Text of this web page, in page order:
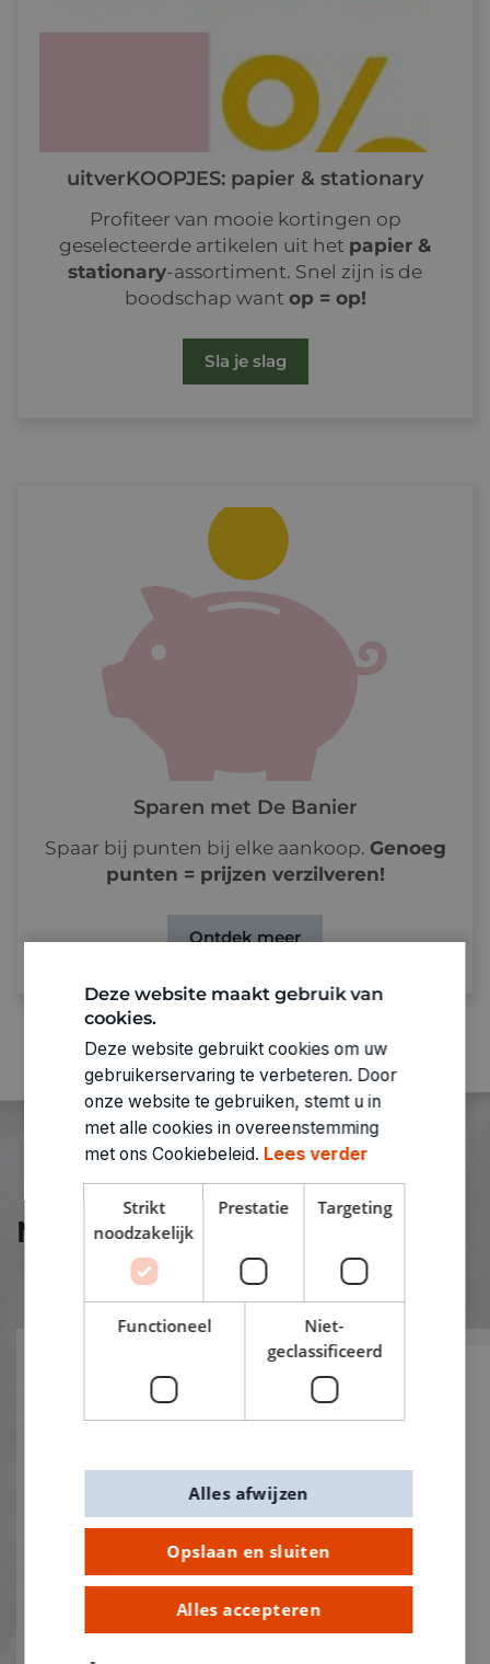
uitverKOOPJES: papier & stationary
Profiteer van mooie kortingen op
geselecteerde artikelen uit het papier &
stationary-assortiment. Snel zijn is de
boodschap want op = op!
Sla je slag
Sparen met De Banier
Spaar bij punten bij elke aankoop. Genoeg
punten = prijzen verzilveren!
Ontdek meer
Nieuw bij De Banier!
Deze website maakt gebruik van
cookies.
Deze website gebruikt cookies om uw
gebruikerservaring te verbeteren. Door
onze website te gebruiken, stemt u in
met alle cookies in overeenstemming
met ons Cookiebeleid. Lees verder
Strikt
noodzakelijk
Prestatie Targeting
Functioneel
Niet-
geclassificeerd
Opslaan en sluiten
Alles accepteren
Alles afwijzen